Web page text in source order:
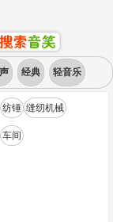
经典 轻音乐
纺锤 缝纫机械
车间